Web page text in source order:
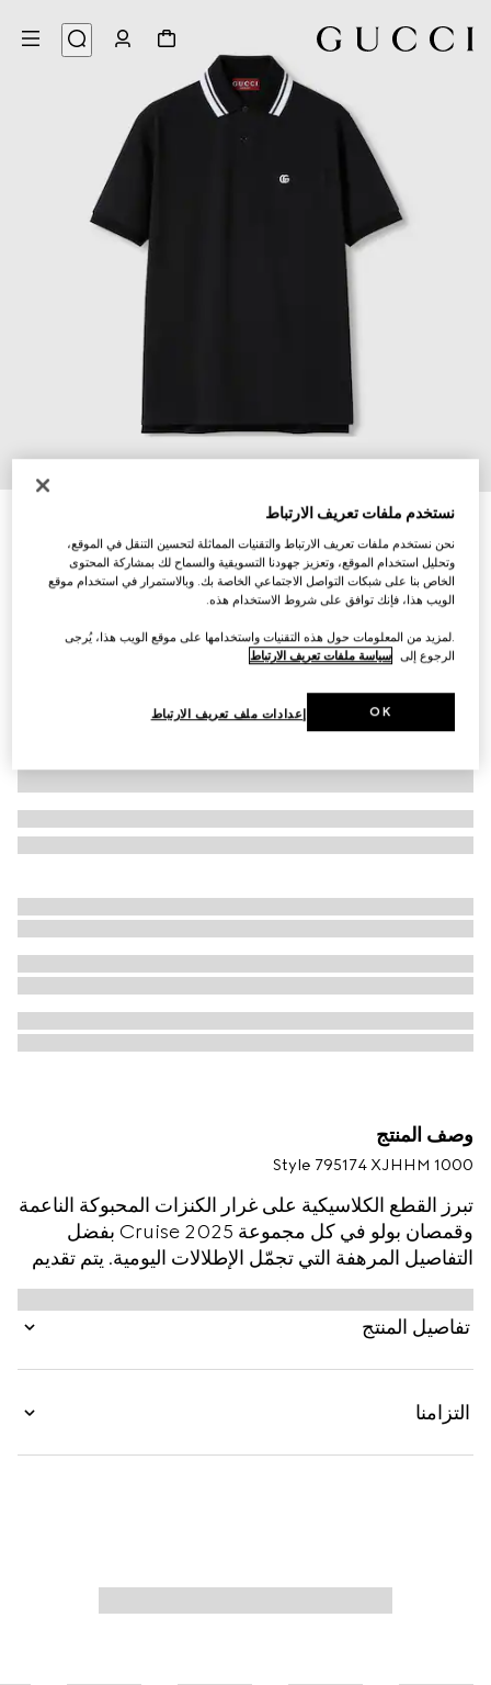
قميص بولو من القطن
SAR 2,800
تنويعاتأسود
وصف المنتج
Style ‎795174 XJHHM 1000
تبرز القطع الكلاسيكية على غرار الكنزات المحبوكة الناعمة
وقمصان بولو في كل مجموعة Cruise 2025 بفضل
التفاصيل المرهفة التي تجمّل الإطلالات اليومية. يتم تقديم
قميص بولو هذا بالقَصّة العادية بقطن بيكيه قابل للتمدد
ويزدان بتطريز متباين لشعار G المزدوج.
تفاصيل المنتج
التزامنا
نستخدم ملفات تعريف الارتباط
نحن نستخدم ملفات تعريف الارتباط والتقنيات المماثلة لتحسين التنقل في الموقع،
وتحليل استخدام الموقع، وتعزيز جهودنا التسويقية والسماح لك بمشاركة المحتوى
الخاص بنا على شبكات التواصل الاجتماعي الخاصة بك. وبالاستمرار في استخدام موقع
الويب هذا، فإنك توافق على شروط الاستخدام هذه.
.لمزيد من المعلومات حول هذه التقنيات واستخدامها على موقع الويب هذا، يُرجى
الرجوع إلى سياسة ملفات تعريف الارتباط
إعدادات ملف تعريف الارتباط OK